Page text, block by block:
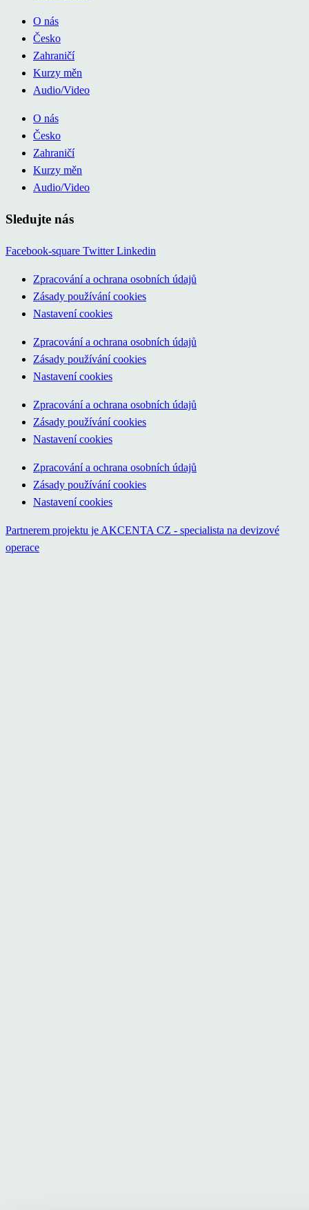
O nás
Česko
Zahraničí
Kurzy měn
Audio/Video
O nás
Česko
Zahraničí
Kurzy měn
Audio/Video
Sledujte nás
Facebook-square Twitter Linkedin
Zpracování a ochrana osobních údajů
Zásady používání cookies
Nastavení cookies
Zpracování a ochrana osobních údajů
Zásady používání cookies
Nastavení cookies
Zpracování a ochrana osobních údajů
Zásady používání cookies
Nastavení cookies
Zpracování a ochrana osobních údajů
Zásady používání cookies
Nastavení cookies
Partnerem projektu je AKCENTA CZ - specialista na devizové
operace